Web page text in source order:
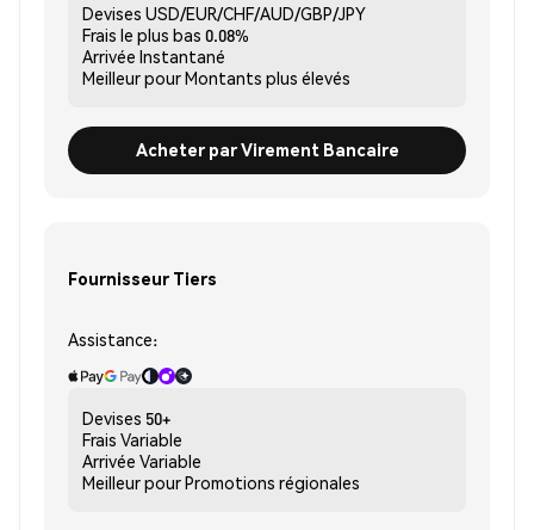
Devises USD/EUR/CHF/AUD/GBP/JPY
Frais le plus bas 0.08%
Arrivée Instantané
Meilleur pourMontants plus élevés
Acheter par Virement Bancaire
Fournisseur Tiers
Assistance:
Devises 50+
Frais Variable
Arrivée Variable
Meilleur pourPromotions régionales